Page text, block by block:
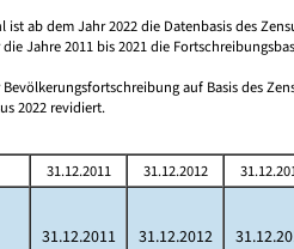
ab dem Jahr 2022 die Datenbasis des
Jahre 2011 bis 2021 die
auf Basis des
2022 revidiert.
31.12.2011 31.12.2012
31.12.2011 31.12.2012